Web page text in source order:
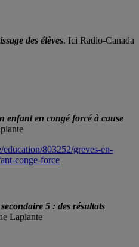
des élèves. Ici Radio-Canada
enfant en congé forcé à cause
803252/greves-en-
conge-force
5 : des résultats
Laplante